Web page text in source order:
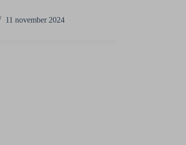
11 november 2024